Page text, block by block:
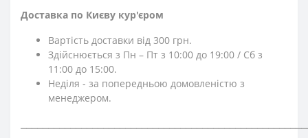
Доставка по Києву кур'єром
Вартість доставки від 300 грн.
Здійснюється з Пн – Пт з 10:00 до 19:00 / Сб з
11:00 до 15:00.
Неділя - за попередньою домовленістю з
менеджером.